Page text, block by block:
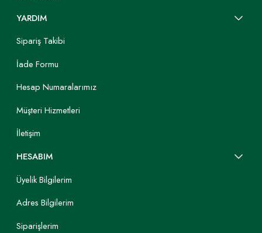
YARDIM
Sipariş Takibi
İade Formu
Hesap Numaralarımız
Müşteri Hizmetleri
İletişim
HESABIM
Üyelik Bilgilerim
Adres Bilgilerim
Siparişlerim